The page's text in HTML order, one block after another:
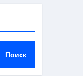
Поиск